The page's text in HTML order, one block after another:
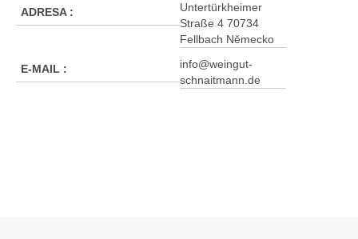
ADRESA :
Untertürkheimer
Straße 4 70734
Fellbach Německo
E-MAIL :
info@weingut-
schnaitmann.de